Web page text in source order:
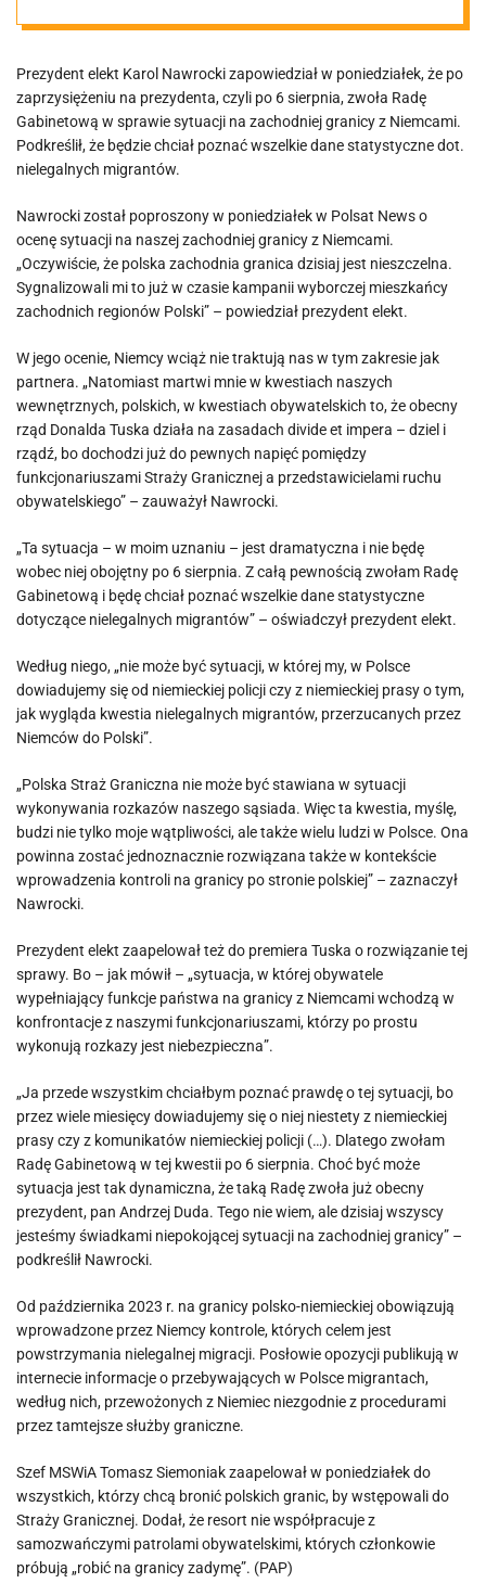
sytuacji na
granicy z
Niemcami
Prezydent elekt Karol Nawrocki zapowiedział w poniedziałek, że po
zaprzysiężeniu na prezydenta, czyli po 6 sierpnia, zwoła Radę
Gabinetową w sprawie sytuacji na zachodniej granicy z Niemcami.
Podkreślił, że będzie chciał poznać wszelkie dane statystyczne dot.
nielegalnych migrantów.
Nawrocki został poproszony w poniedziałek w Polsat News o
ocenę sytuacji na naszej zachodniej granicy z Niemcami.
„Oczywiście, że polska zachodnia granica dzisiaj jest nieszczelna.
Sygnalizowali mi to już w czasie kampanii wyborczej mieszkańcy
zachodnich regionów Polski” – powiedział prezydent elekt.
W jego ocenie, Niemcy wciąż nie traktują nas w tym zakresie jak
partnera. „Natomiast martwi mnie w kwestiach naszych
wewnętrznych, polskich, w kwestiach obywatelskich to, że obecny
rząd Donalda Tuska działa na zasadach divide et impera – dziel i
rządź, bo dochodzi już do pewnych napięć pomiędzy
funkcjonariuszami Straży Granicznej a przedstawicielami ruchu
obywatelskiego” – zauważył Nawrocki.
„Ta sytuacja – w moim uznaniu – jest dramatyczna i nie będę
wobec niej obojętny po 6 sierpnia. Z całą pewnością zwołam Radę
Gabinetową i będę chciał poznać wszelkie dane statystyczne
dotyczące nielegalnych migrantów” – oświadczył prezydent elekt.
Według niego, „nie może być sytuacji, w której my, w Polsce
dowiadujemy się od niemieckiej policji czy z niemieckiej prasy o tym,
jak wygląda kwestia nielegalnych migrantów, przerzucanych przez
Niemców do Polski”.
„Polska Straż Graniczna nie może być stawiana w sytuacji
wykonywania rozkazów naszego sąsiada. Więc ta kwestia, myślę,
budzi nie tylko moje wątpliwości, ale także wielu ludzi w Polsce. Ona
powinna zostać jednoznacznie rozwiązana także w kontekście
wprowadzenia kontroli na granicy po stronie polskiej” – zaznaczył
Nawrocki.
Prezydent elekt zaapelował też do premiera Tuska o rozwiązanie tej
sprawy. Bo – jak mówił – „sytuacja, w której obywatele
wypełniający funkcje państwa na granicy z Niemcami wchodzą w
konfrontacje z naszymi funkcjonariuszami, którzy po prostu
wykonują rozkazy jest niebezpieczna”.
„Ja przede wszystkim chciałbym poznać prawdę o tej sytuacji, bo
przez wiele miesięcy dowiadujemy się o niej niestety z niemieckiej
prasy czy z komunikatów niemieckiej policji (…). Dlatego zwołam
Radę Gabinetową w tej kwestii po 6 sierpnia. Choć być może
sytuacja jest tak dynamiczna, że taką Radę zwoła już obecny
prezydent, pan Andrzej Duda. Tego nie wiem, ale dzisiaj wszyscy
jesteśmy świadkami niepokojącej sytuacji na zachodniej granicy” –
podkreślił Nawrocki.
Od października 2023 r. na granicy polsko-niemieckiej obowiązują
wprowadzone przez Niemcy kontrole, których celem jest
powstrzymania nielegalnej migracji. Posłowie opozycji publikują w
internecie informacje o przebywających w Polsce migrantach,
według nich, przewożonych z Niemiec niezgodnie z procedurami
przez tamtejsze służby graniczne.
Szef MSWiA Tomasz Siemoniak zaapelował w poniedziałek do
wszystkich, którzy chcą bronić polskich granic, by wstępowali do
Straży Granicznej. Dodał, że resort nie współpracuje z
samozwańczymi patrolami obywatelskimi, których członkowie
próbują „robić na granicy zadymę”. (PAP)